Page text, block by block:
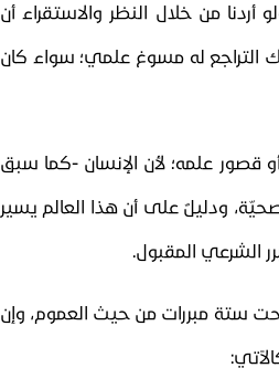
من خلال النظر والاستقراء أن
التراجع له مسوغ علمي؛ سواء كان
قصور علمه؛ لأن الإنسان -كما سبق
ودليلٌ على أن هذا العالم يسير
الشرعي المقبول.
تحت ستة مبررات من حيث العموم، وإن